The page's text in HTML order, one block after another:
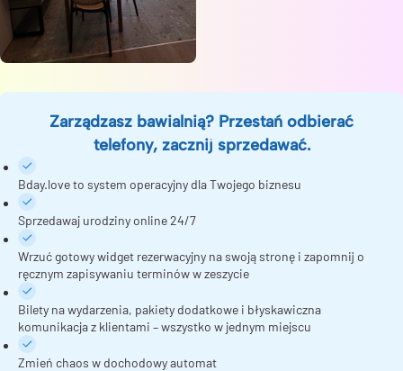
Zarządzasz bawialnią? Przestań odbierać
telefony, zacznij sprzedawać.
Bday.love to system operacyjny dla Twojego biznesu
Sprzedawaj urodziny online 24/7
Wrzuć gotowy widget rezerwacyjny na swoją stronę i zapomnij o
ręcznym zapisywaniu terminów w zeszycie
Bilety na wydarzenia, pakiety dodatkowe i błyskawiczna
komunikacja z klientami – wszystko w jednym miejscu
Zmień chaos w dochodowy automat